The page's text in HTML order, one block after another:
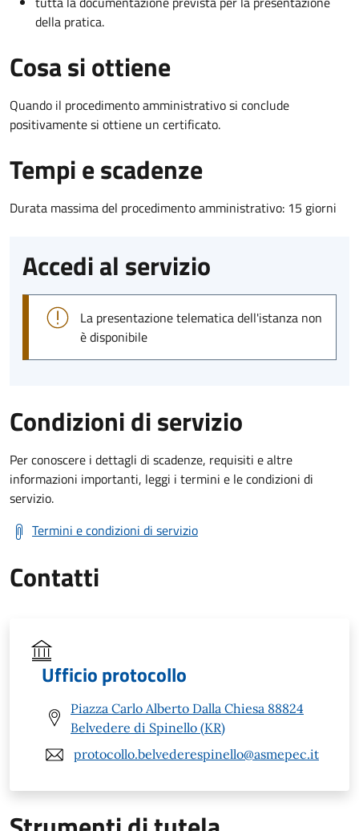
della pratica.
Cosa si ottiene
Quando il procedimento amministrativo si conclude
positivamente si ottiene un certificato.
Tempi e scadenze
Durata massima del procedimento amministrativo: 15 giorni
Accedi al servizio
La presentazione telematica dell'istanza non
è disponibile
Condizioni di servizio
Per conoscere i dettagli di scadenze, requisiti e altre
informazioni importanti, leggi i termini e le condizioni di
servizio.
Termini e condizioni di servizio
Contatti
Ufficio protocollo
Piazza Carlo Alberto Dalla Chiesa 88824
Belvedere di Spinello (KR)
protocollo.belvederespinello@asmepec.it